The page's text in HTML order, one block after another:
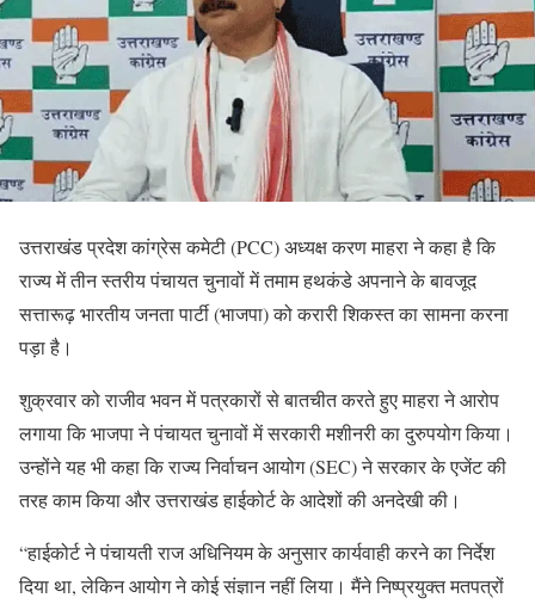
उत्तराखंड प्रदेश कांग्रेस कमेटी (PCC) अध्यक्ष करण माहरा ने कहा है कि
राज्य में तीन स्तरीय पंचायत चुनावों में तमाम हथकंडे अपनाने के बावजूद
सत्तारूढ़ भारतीय जनता पार्टी (भाजपा) को करारी शिकस्त का सामना करना
पड़ा है।
शुक्रवार को राजीव भवन में पत्रकारों से बातचीत करते हुए माहरा ने आरोप
लगाया कि भाजपा ने पंचायत चुनावों में सरकारी मशीनरी का दुरुपयोग किया।
उन्होंने यह भी कहा कि राज्य निर्वाचन आयोग (SEC) ने सरकार के एजेंट की
तरह काम किया और उत्तराखंड हाईकोर्ट के आदेशों की अनदेखी की।
“हाईकोर्ट ने पंचायती राज अधिनियम के अनुसार कार्यवाही करने का निर्देश
दिया था, लेकिन आयोग ने कोई संज्ञान नहीं लिया। मैंने निष्प्रयुक्त मतपत्रों